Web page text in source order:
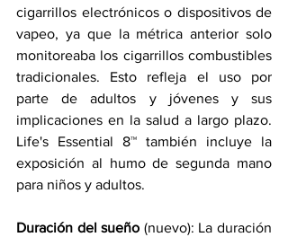
cigarrillos electrónicos o dispositivos de
vapeo, ya que la métrica anterior solo
monitoreaba los cigarrillos combustibles
tradicionales. Esto refleja el uso por
parte de adultos y jóvenes y sus
implicaciones en la salud a largo plazo.
Life's Essential 8™ también incluye la
exposición al humo de segunda mano
para niños y adultos.
Duración del sueño (nuevo): La duración